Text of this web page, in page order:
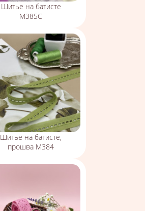
Шитье на батисте
М385С
Шитьё на батисте,
прошва М384